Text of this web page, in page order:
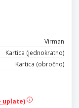
Virman
Kartica (jednokratno)
Kartica (obročno)
uplate)